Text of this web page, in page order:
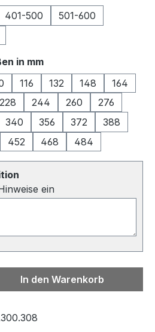
401-500
501-600
in mmauswählen
116 132 148
164
228 244 260
276
340 356 372
388
452 468 484
ein
Gib den
In den Warenkorb